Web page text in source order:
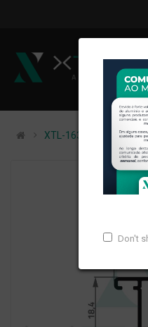
Don't
XTL-163 - (1246) -